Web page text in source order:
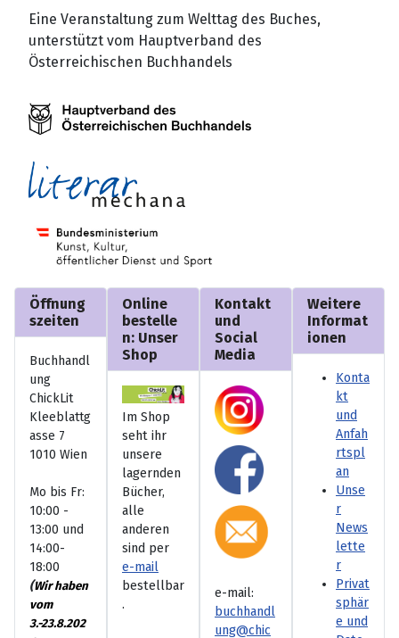
Eine Veranstaltung zum Welttag des Buches,
unterstützt vom Hauptverband des
Österreichischen Buchhandels
Öffnung
szeiten
Buchhandl
ung
ChickLit
Kleeblattg
asse 7
1010 Wien
Mo bis Fr:
10:00 -
13:00 und
14:00-
18:00
(Wir haben
vom
3.-23.8.202
Online
bestelle
n: Unser
Shop
Im Shop
seht ihr
unsere
lagernden
Bücher,
alle
anderen
sind per
e-mail
bestellbar
.
Kontakt
und
Social
Media
e-mail:
buchhandl
ung@chic
Weitere
Informat
ionen
Konta
kt
und
Anfah
rtspl
an
Unse
r
News
lette
r
Privat
sphär
e und